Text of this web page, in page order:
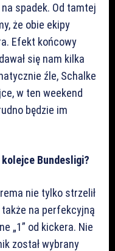
spadek. Od tamtej
że obie ekipy
Efekt końcowy
się nam kilka
źle, Schalke
w ten weekend
będzie im
kolejce Bundesligi?
nie tylko strzelił
także na perfekcyjną
„1” od kickera. Nie
został wybrany